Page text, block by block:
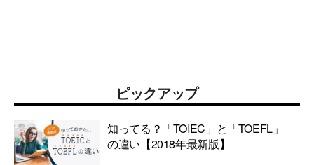
ピックアップ
知ってる？「TOIEC」と「TOEFL」
の違い【2018年最新版】